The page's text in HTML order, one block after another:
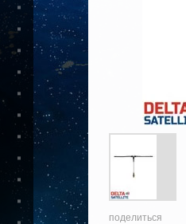
поделиться